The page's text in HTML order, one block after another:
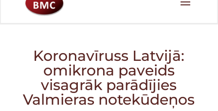
Koronavīruss Latvijā:
omikrona paveids
visagrāk parādījies
Valmieras notekūdeņos